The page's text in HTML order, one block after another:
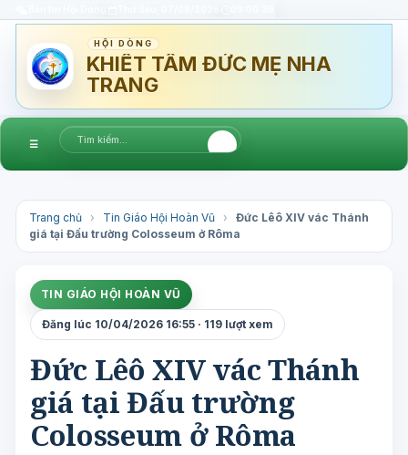
HỘI DÒNG
KHIẾT TÂM ĐỨC MẸ NHA
TRANG
☰
Trang chủ › Tin Giáo Hội Hoàn Vũ ›
Đức Lêô XIV vác Thánh
giá tại Đấu trường Colosseum ở Rôma
TIN GIÁO HỘI HOÀN VŨ
Đăng lúc 10/04/2026 16:55 · 119 lượt xem
Đức Lêô XIV vác Thánh
giá tại Đấu trường
Colosseum ở Rôma